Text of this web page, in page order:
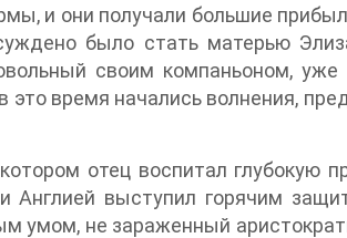
и они получали большие
было стать матерью
своим компаньоном,
это время начались волнения,
отец воспитал глубокую
Англией выступил горячим
умом, не зараженный